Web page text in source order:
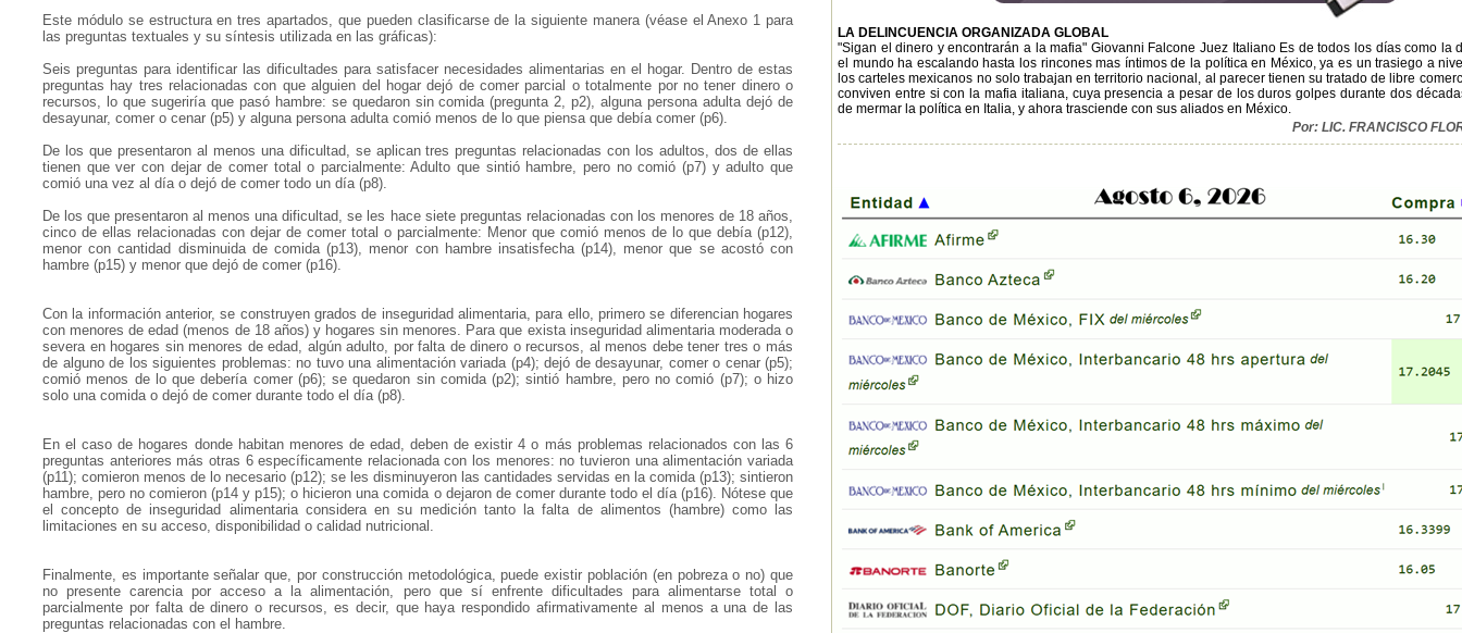
Este módulo se estructura en tres apartados, que pueden clasificarse de la siguiente manera (véase el Anexo 1 para
las preguntas textuales y su síntesis utilizada en las gráficas):
Seis preguntas para identificar las dificultades para satisfacer necesidades alimentarias en el hogar. Dentro de estas
preguntas hay tres relacionadas con que alguien del hogar dejó de comer parcial o totalmente por no tener dinero o
recursos, lo que sugeriría que pasó hambre: se quedaron sin comida (pregunta 2, p2), alguna persona adulta dejó de
desayunar, comer o cenar (p5) y alguna persona adulta comió menos de lo que piensa que debía comer (p6).
De los que presentaron al menos una dificultad, se aplican tres preguntas relacionadas con los adultos, dos de ellas
tienen que ver con dejar de comer total o parcialmente: Adulto que sintió hambre, pero no comió (p7) y adulto que
comió una vez al día o dejó de comer todo un día (p8).
De los que presentaron al menos una dificultad, se les hace siete preguntas relacionadas con los menores de 18 años,
cinco de ellas relacionadas con dejar de comer total o parcialmente: Menor que comió menos de lo que debía (p12),
menor con cantidad disminuida de comida (p13), menor con hambre insatisfecha (p14), menor que se acostó con
hambre (p15) y menor que dejó de comer (p16).
Con la información anterior, se construyen grados de inseguridad alimentaria, para ello, primero se diferencian hogares
con menores de edad (menos de 18 años) y hogares sin menores. Para que exista inseguridad alimentaria moderada o
severa en hogares sin menores de edad, algún adulto, por falta de dinero o recursos, al menos debe tener tres o más
de alguno de los siguientes problemas: no tuvo una alimentación variada (p4); dejó de desayunar, comer o cenar (p5);
comió menos de lo que debería comer (p6); se quedaron sin comida (p2); sintió hambre, pero no comió (p7); o hizo
solo una comida o dejó de comer durante todo el día (p8).
En el caso de hogares donde habitan menores de edad, deben de existir 4 o más problemas relacionados con las 6
preguntas anteriores más otras 6 específicamente relacionada con los menores: no tuvieron una alimentación variada
(p11); comieron menos de lo necesario (p12); se les disminuyeron las cantidades servidas en la comida (p13); sintieron
hambre, pero no comieron (p14 y p15); o hicieron una comida o dejaron de comer durante todo el día (p16). Nótese que
el concepto de inseguridad alimentaria considera en su medición tanto la falta de alimentos (hambre) como las
limitaciones en su acceso, disponibilidad o calidad nutricional.
Finalmente, es importante señalar que, por construcción metodológica, puede existir población (en pobreza o no) que
no presente carencia por acceso a la alimentación, pero que sí enfrente dificultades para alimentarse total o
parcialmente por falta de dinero o recursos, es decir, que haya respondido afirmativamente al menos a una de las
preguntas relacionadas con el hambre.
LA DELINCUENCIA ORGANIZADA GLOBAL
"Sigan el dinero y encontrarán a la mafia" Giovanni Falcone Juez Italiano Es de todos los días como la
el mundo ha escalando hasta los rincones mas íntimos de la política en México, ya es un trasiego a
los carteles mexicanos no solo trabajan en territorio nacional, al parecer tienen su tratado de libre
conviven entre si con la mafia italiana, cuya presencia a pesar de los duros golpes durante dos
de mermar la política en Italia, y ahora trasciende con sus aliados en México.
Por: LIC. FRANCISCO